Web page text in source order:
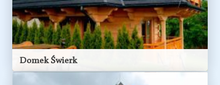
Domek Świerk